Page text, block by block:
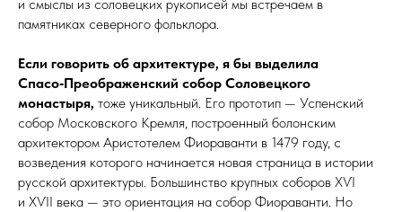
и смыслы из соловецких рукописей мы встречаем в
памятниках северного фольк­лора.
Если говорить об архитектуре, я бы выделила
Спасо‑Преображенский собор Соловецкого
монастыря, тоже уникальный. Его прототип — Успенский
собор Московского Кремля, построенный болонским
архитектором Аристотелем Фиораванти в 1479 году, с
возведения которого начинается новая страница в истории
русской архитектуры. Большинство крупных соборов XѴI
и XѴII века — это ориентация на собор Фиораванти. Но